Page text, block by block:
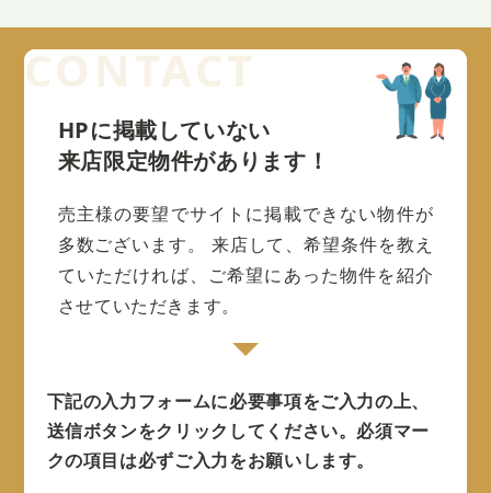
HPに掲載していない
来店限定物件があります！
売主様の要望でサイトに掲載できない物件が
多数ございます。
来店して、希望条件を教え
ていただければ、ご希望にあった物件を紹介
させていただきます。
下記の入力フォームに必要事項をご入力の上、
送信ボタンをクリックしてください。 必須マー
クの項目は必ずご入力をお願いします。